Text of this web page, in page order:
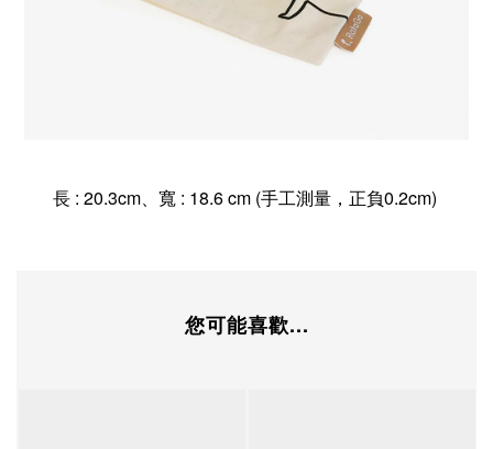
長 : 20.3cm、寬 : 18.6 cm (手工測量，正負0.2cm)
您可能喜歡...